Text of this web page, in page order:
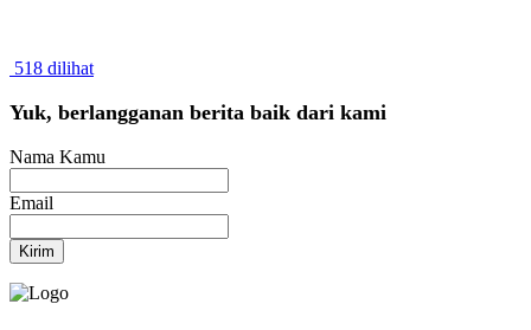
518 dilihat
Yuk, berlangganan berita baik dari kami
Nama Kamu
Email
Kirim